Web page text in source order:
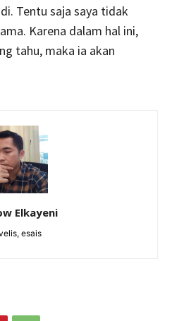
Tentu saja saya tidak
Karena dalam hal ini,
tahu, maka ia akan
Elkayeni
esais